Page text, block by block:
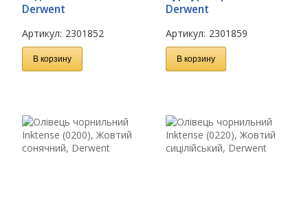
Derwent
Артикул: 2301852
В корзину
Derwent
Артикул: 2301859
В корзину